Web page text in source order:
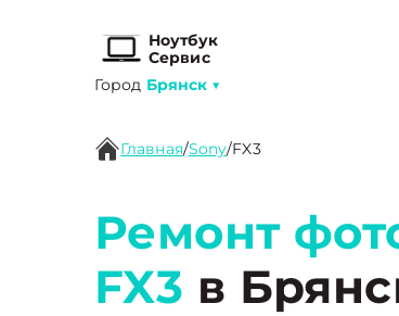
Ноутбук
Сервис
Город Брянск ▼
Главная/Sony/FX3
Ремонт
FX3 в